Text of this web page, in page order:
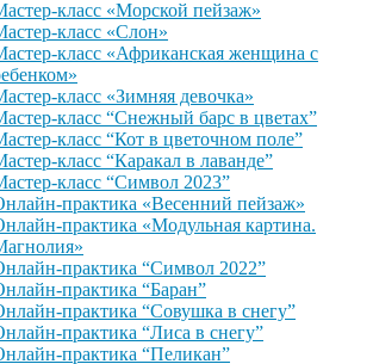
класс «Морской пейзаж»
класс «Слон»
класс «Африканская женщина с
класс «Зимняя девочка»
класс “Снежный барс в цветах”
класс “Кот в цветочном поле”
класс “Каракал в лаванде”
класс “Символ 2023”
практика «Весенний пейзаж»
практика «Модульная картина.
практика “Символ 2022”
практика “Баран”
практика “Совушка в снегу”
практика “Лиса в снегу”
практика “Пеликан”